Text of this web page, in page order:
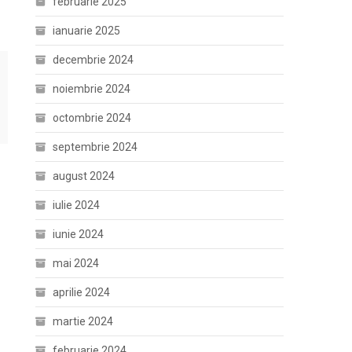
ianuarie 2025
decembrie 2024
noiembrie 2024
octombrie 2024
septembrie 2024
august 2024
iulie 2024
iunie 2024
mai 2024
aprilie 2024
martie 2024